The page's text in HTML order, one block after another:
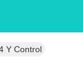
Y Control